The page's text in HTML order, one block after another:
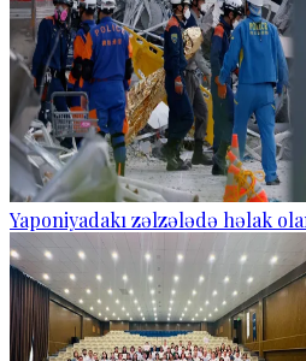
Yaponiyadakı zəlzələdə həlak